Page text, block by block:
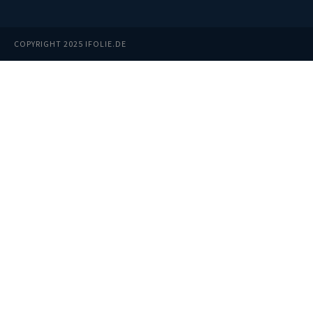
COPYRIGHT 2025 IFOLIE.DE